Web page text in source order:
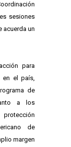
sesiones
acuerda un
para
en el país,
de
a los
de
margen